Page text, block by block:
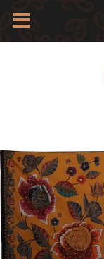
PROFIL
INSAN
BATIK
KAMUS
BATIK
KATALOG
BATIK